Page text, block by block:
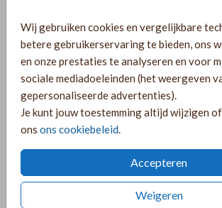
Wij gebruiken cookies en vergelijkbare
betere gebruikerservaring te bieden, ons
en onze prestaties te analyseren en voor
sociale mediadoeleinden (het weergeven
gepersonaliseerde advertenties).
Je kunt jouw toestemming altijd wijzigen
ons ons cookiebeleid.
Accepteren
Weigeren
PRODUCTINFORMATIE
OMSCHRIJVING
Mooie maanstand poster voor in de
COLLECTIE